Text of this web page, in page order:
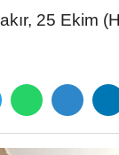
25 Ekim